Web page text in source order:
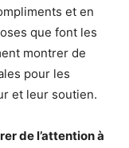
et en
que font les
montrer de
pour les
et leur soutien.
de l’attention à